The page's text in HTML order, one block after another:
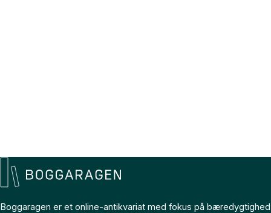
Boggaragen er et online-antikvariat med fokus på bæredygtighed